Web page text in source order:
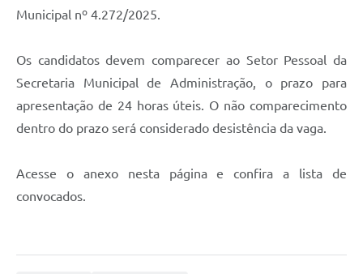
Municipal nº 4.272/2025.
Os candidatos devem comparecer ao Setor Pessoal da
Secretaria Municipal de Administração, o prazo para
apresentação de 24 horas úteis. O não comparecimento
dentro do prazo será considerado desistência da vaga.
Acesse o anexo nesta página e confira a lista de
convocados.